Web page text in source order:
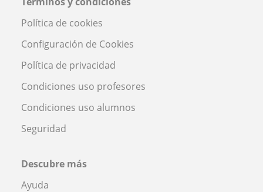
Política de cookies
Configuración de Cookies
Política de privacidad
Condiciones uso profesores
Condiciones uso alumnos
Seguridad
Descubre más
Ayuda